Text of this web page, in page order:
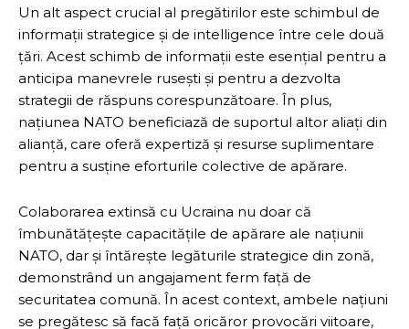
Un alt aspect crucial al pregătirilor este schimbul de
informații strategice și de intelligence între cele două
țări. Acest schimb de informații este esențial pentru a
anticipa manevrele rusești și pentru a dezvolta
strategii de răspuns corespunzătoare. În plus,
națiunea NATO beneficiază de suportul altor aliați din
alianță, care oferă expertiză și resurse suplimentare
pentru a susține eforturile colective de apărare.
Colaborarea extinsă cu Ucraina nu doar că
îmbunătățește capacitățile de apărare ale națiunii
NATO, dar și întărește legăturile strategice din zonă,
demonstrând un angajament ferm față de
securitatea comună. În acest context, ambele națiuni
se pregătesc să facă față oricăror provocări viitoare,